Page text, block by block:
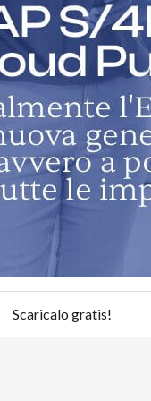
Scaricalo gratis!